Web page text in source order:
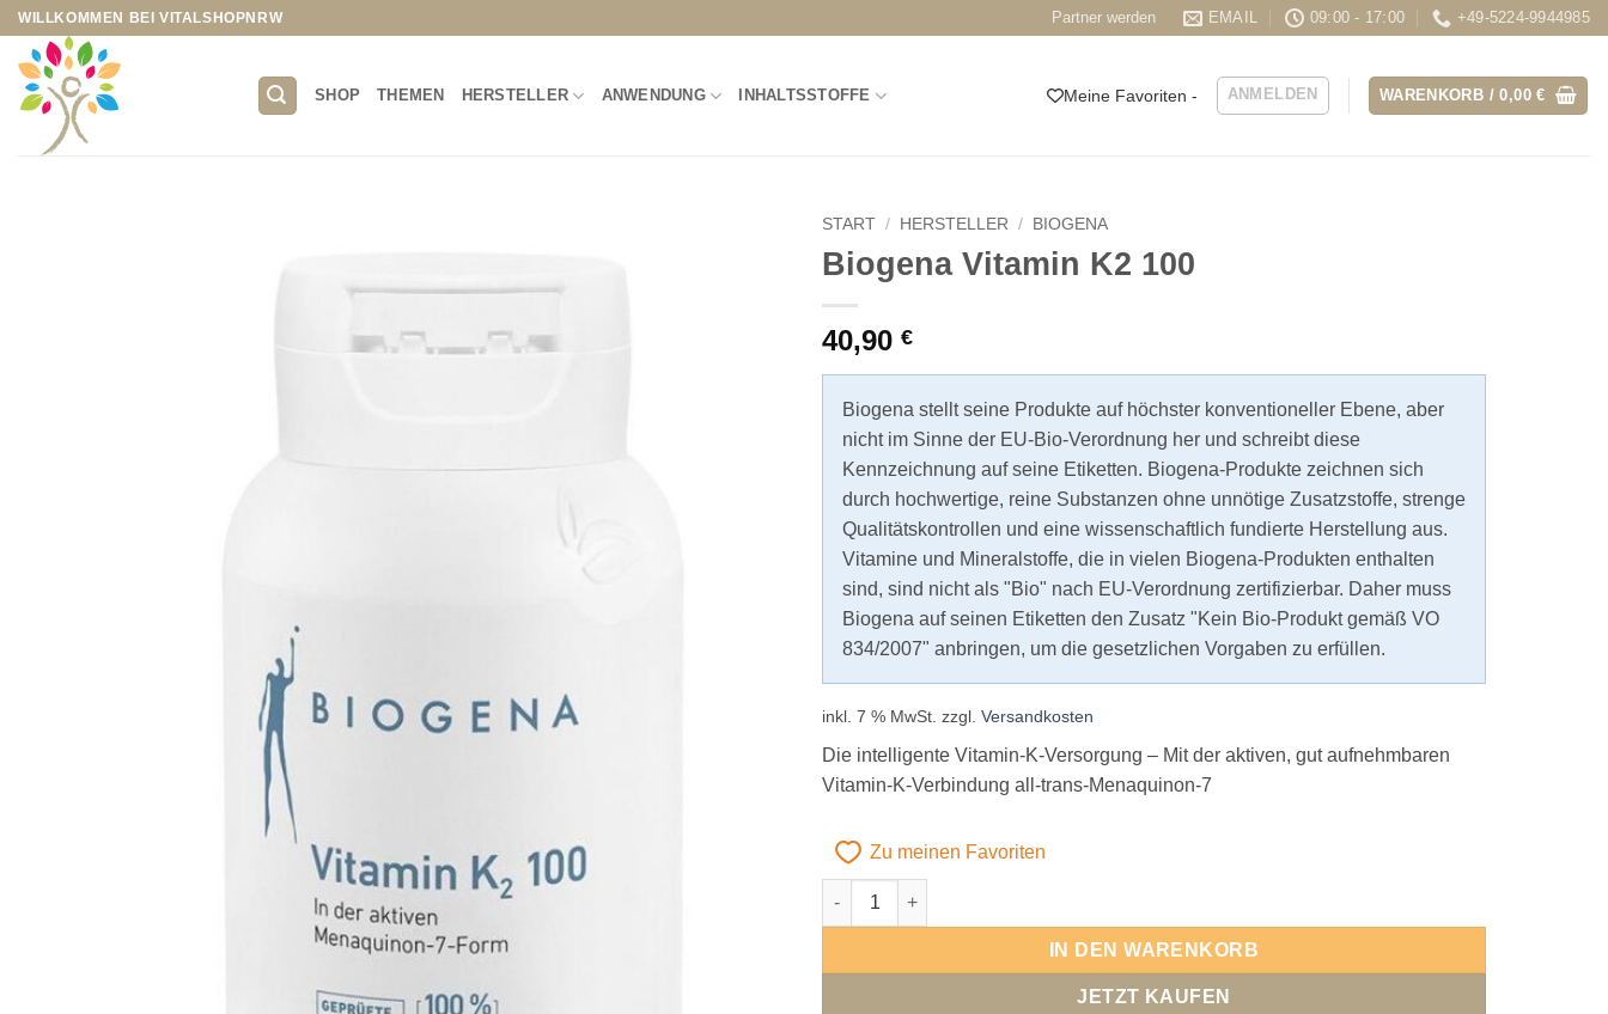
Zum
springen
WILLKOMMEN BEI VITALSHOPNRW Partner werden EMAIL 09:00 - 17:00 +49-5224-9944985
SHOP THEMEN HERSTELLER ANWENDUNG INHALTSSTOFFE Meine Favoriten - ANMELDEN WARENKORB /0,00€
START / HERSTELLER / BIOGENA
Biogena Vitamin K2 100
40,90 €
Biogena stellt seine Produkte auf höchster konventioneller Ebene, aber
nicht im Sinne der EU-Bio-Verordnung her und schreibt diese
Kennzeichnung auf seine Etiketten. Biogena-Produkte zeichnen sich
durch hochwertige, reine Substanzen ohne unnötige Zusatzstoffe, strenge
Qualitätskontrollen und eine wissenschaftlich fundierte Herstellung aus.
Vitamine und Mineralstoffe, die in vielen Biogena-Produkten enthalten
sind, sind nicht als "Bio" nach EU-Verordnung zertifizierbar. Daher muss
Biogena auf seinen Etiketten den Zusatz "Kein Bio-Produkt gemäß VO
834/2007" anbringen, um die gesetzlichen Vorgaben zu erfüllen.
inkl. 7 % MwSt. zzgl. Versandkosten
Die intelligente Vitamin-K-Versorgung – Mit der aktiven, gut aufnehmbaren
Vitamin-K-Verbindung all-trans-Menaquinon-7
Zu meinen Favoriten
Biogena Vitamin K2 100 Menge
IN DEN WARENKORB
JETZT KAUFEN
Alternative: